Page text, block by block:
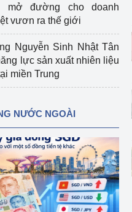
mở đường cho doanh
vươn ra thế giới
Nguyễn Sinh Nhật Tân
lực sản xuất nhiên liệu
miền Trung
NƯỚC NGOÀI